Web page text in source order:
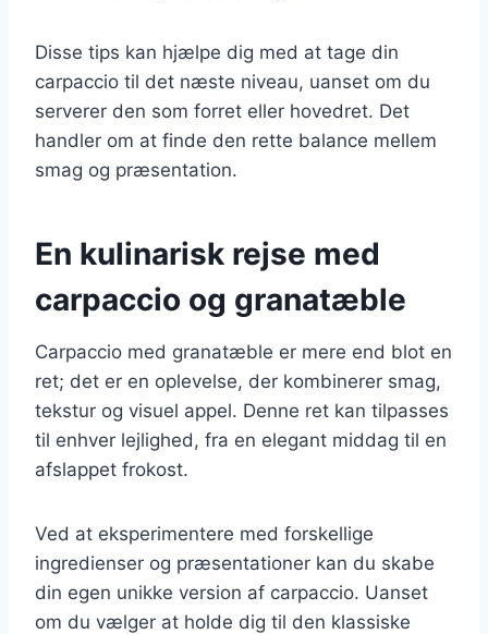
Disse tips kan hjælpe dig med at tage din
carpaccio til det næste niveau, uanset om du
serverer den som forret eller hovedret. Det
handler om at finde den rette balance mellem
smag og præsentation.
En kulinarisk rejse med
carpaccio og granatæble
Carpaccio med granatæble er mere end blot en
ret; det er en oplevelse, der kombinerer smag,
tekstur og visuel appel. Denne ret kan tilpasses
til enhver lejlighed, fra en elegant middag til en
afslappet frokost.
Ved at eksperimentere med forskellige
ingredienser og præsentationer kan du skabe
din egen unikke version af carpaccio. Uanset
om du vælger at holde dig til den klassiske